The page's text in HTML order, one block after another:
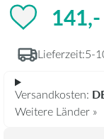
Lieferzeit:5-
Versandkosten:
Weitere Länder »